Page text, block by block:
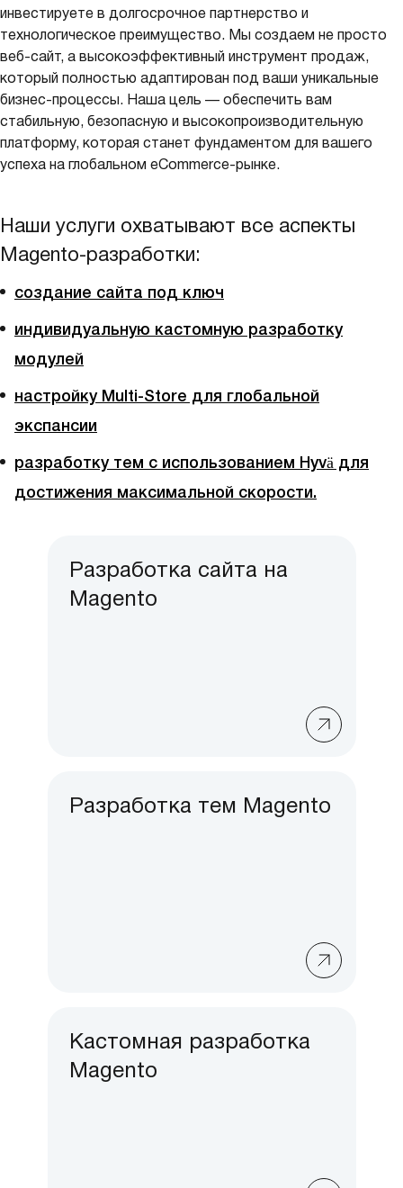
инвестируете в долгосрочное партнерство и
технологическое преимущество. Мы создаем не просто
веб-сайт, а высокоэффективный инструмент продаж,
который полностью адаптирован под ваши уникальные
бизнес-процессы. Наша цель — обеспечить вам
стабильную, безопасную и высокопроизводительную
платформу, которая станет фундаментом для вашего
успеха на глобальном eCommerce-рынке.
Наши услуги охватывают все аспекты
Magento-разработки:
создание сайта под ключ
индивидуальную кастомную разработку
модулей
настройку Multi-Store для глобальной
экспансии
разработку тем с использованием Hyvä для
достижения максимальной скорости.
Разработка сайта на
Magento
Разработка тем Magento
Кастомная разработка
Magento